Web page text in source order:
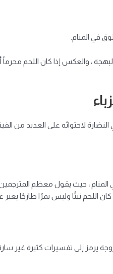
في المنام.
، والعكس إذا كان اللحم
لاحتوائه على العديد من
، حيث يقول معظم
كان اللحم نيئًا وليس نمرًا طازجًا
يرمز إلى تفسيرات كثيرة غير